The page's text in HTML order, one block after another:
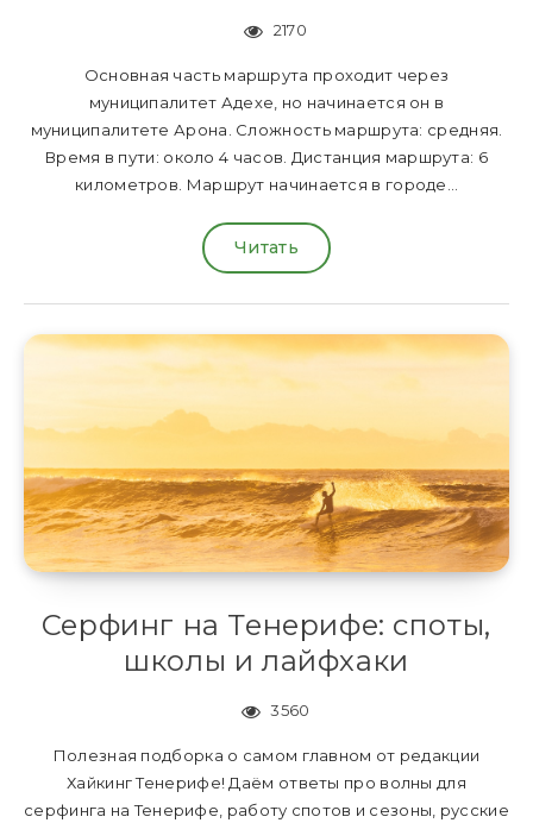
2170
Основная часть маршрута проходит через
муниципалитет Адехе, но начинается он в
муниципалитете Арона. Сложность маршрута: средняя.
Время в пути: около 4 часов. Дистанция маршрута: 6
километров. Маршрут начинается в городе…
Читать
Серфинг на Тенерифе: споты,
школы и лайфхаки
3560
Полезная подборка о самом главном от редакции
Хайкинг Тенерифе! Даём ответы про волны для
серфинга на Тенерифе, работу спотов и сезоны, русские